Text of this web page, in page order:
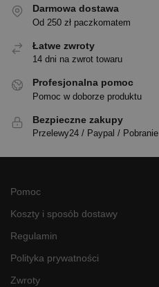
Darmowa dostawa
Od 250 zł paczkomatem
Łatwe zwroty
14 dni na zwrot towaru
Profesjonalna pomoc
Pomoc w doborze produktu
Bezpieczne zakupy
Przelewy24 / Paypal / Pobranie
Pomoc
Koszty i sposób dostawy
Regulamin
Polityka prywatności
Zwroty